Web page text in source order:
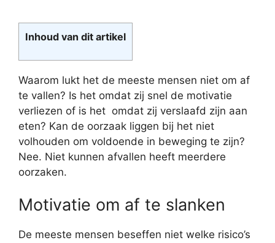
Inhoud van dit artikel
Waarom lukt het de meeste mensen niet om af
te vallen? Is het omdat zij snel de motivatie
verliezen of is het omdat zij verslaafd zijn aan
eten? Kan de oorzaak liggen bij het niet
volhouden om voldoende in beweging te zijn?
Nee. Niet kunnen afvallen heeft meerdere
oorzaken.
Motivatie om af te slanken
De meeste mensen beseffen niet welke risico’s